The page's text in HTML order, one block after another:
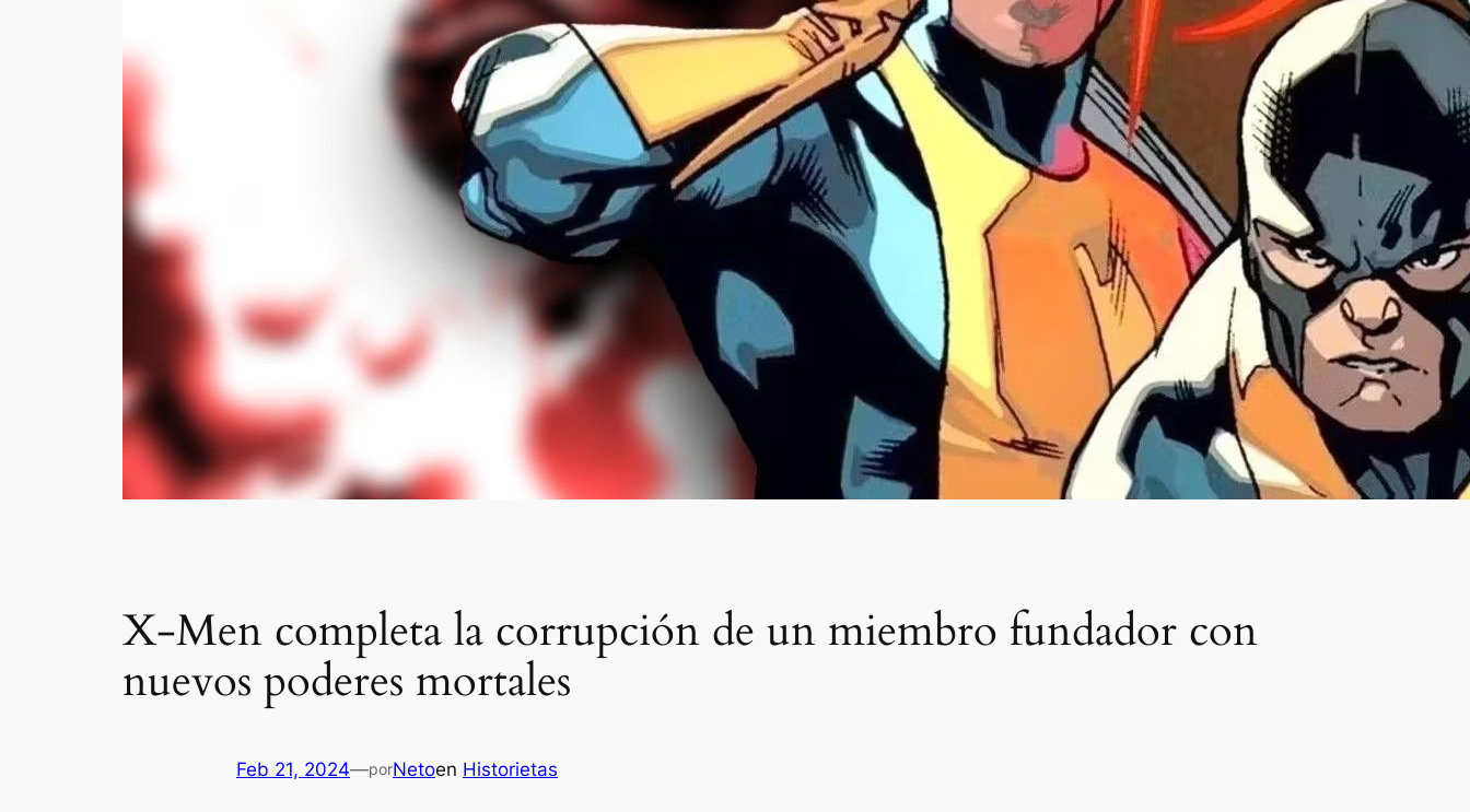
X-Men completa la corrupción de un miembro fundador con
nuevos poderes mortales
Feb 21, 2024—porNetoen Historietas